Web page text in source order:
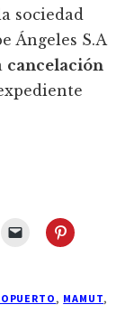
sociedad
Ángeles S.A
cancelación
, MAMUT,